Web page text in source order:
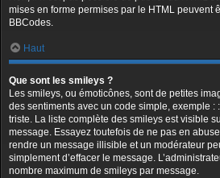
mises en forme permises par le HTML peuvent
BBCodes.
Haut
Que sont les smileys ?
Les smileys, ou émoticônes, sont de petites
des sentiments avec un code simple, exemple :
triste. La liste complète des smileys est visible
message. Essayez toutefois de ne pas en
rendre un message illisible et un modérateur
simplement d’effacer le message.
nombre maximum de smileys par message.